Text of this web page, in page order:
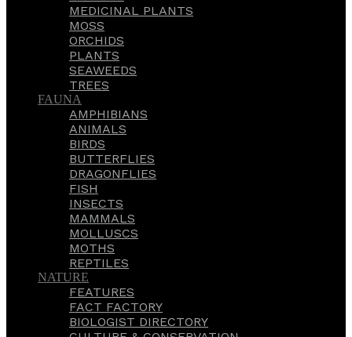
MEDICINAL PLANTS
MOSS
ORCHIDS
PLANTS
SEAWEEDS
TREES
FAUNA
AMPHIBIANS
ANIMALS
BIRDS
BUTTERFLIES
DRAGONFLIES
FISH
INSECTS
MAMMALS
MOLLUSCS
MOTHS
REPTILES
NATURE
FEATURES
FACT FACTORY
BIOLOGIST DIRECTORY